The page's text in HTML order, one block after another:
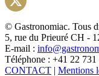
© Gastronomiac. Tous
5, rue du Prieuré CH -
E-mail :
Téléphone : +41 22
CONTACT | Mentions